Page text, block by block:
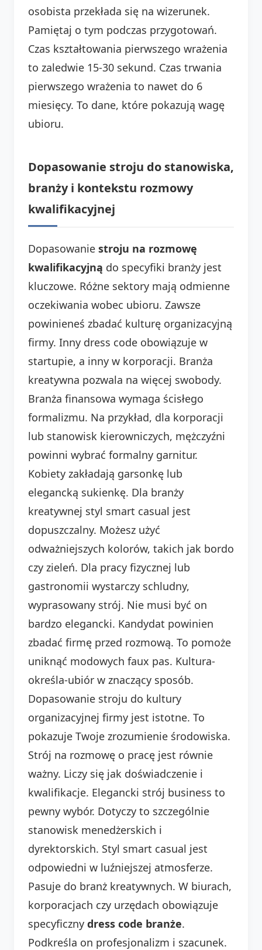
osobista przekłada się na wizerunek.
Pamiętaj o tym podczas przygotowań.
Czas kształtowania pierwszego wrażenia
to zaledwie 15-30 sekund. Czas trwania
pierwszego wrażenia to nawet do 6
miesięcy. To dane, które pokazują wagę
ubioru.
Dopasowanie stroju do stanowiska,
branży i kontekstu rozmowy
kwalifikacyjnej
Dopasowanie stroju na rozmowę
kwalifikacyjną do specyfiki branży jest
kluczowe. Różne sektory mają odmienne
oczekiwania wobec ubioru. Zawsze
powinieneś zbadać kulturę organizacyjną
firmy. Inny dress code obowiązuje w
startupie, a inny w korporacji. Branża
kreatywna pozwala na więcej swobody.
Branża finansowa wymaga ścisłego
formalizmu. Na przykład, dla korporacji
lub stanowisk kierowniczych, mężczyźni
powinni wybrać formalny garnitur.
Kobiety zakładają garsonkę lub
elegancką sukienkę. Dla branży
kreatywnej styl smart casual jest
dopuszczalny. Możesz użyć
odważniejszych kolorów, takich jak bordo
czy zieleń. Dla pracy fizycznej lub
gastronomii wystarczy schludny,
wyprasowany strój. Nie musi być on
bardzo elegancki. Kandydat powinien
zbadać firmę przed rozmową. To pomoże
uniknąć modowych faux pas. Kultura-
określa-ubiór w znaczący sposób.
Dopasowanie stroju do kultury
organizacyjnej firmy jest istotne. To
pokazuje Twoje zrozumienie środowiska.
Strój na rozmowę o pracę jest równie
ważny. Liczy się jak doświadczenie i
kwalifikacje. Elegancki strój business to
pewny wybór. Dotyczy to szczególnie
stanowisk menedżerskich i
dyrektorskich. Styl smart casual jest
odpowiedni w luźniejszej atmosferze.
Pasuje do branż kreatywnych. W biurach,
korporacjach czy urzędach obowiązuje
specyficzny dress code branże.
Podkreśla on profesjonalizm i szacunek.